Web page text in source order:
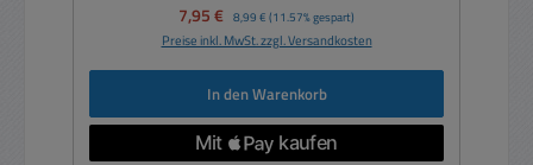
Verkaufspreis:
7,95 € Regulärer Preis:
8,99 € (11.57% gespart)
Preise inkl. MwSt. zzgl. Versandkosten
In den Warenkorb